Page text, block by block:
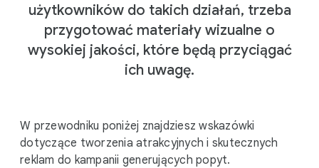
użytkowników do takich działań, trzeba
przygotować materiały wizualne o
wysokiej jakości, które będą przyciągać
ich uwagę.
W przewodniku poniżej znajdziesz wskazówki
dotyczące tworzenia atrakcyjnych i skutecznych
reklam do kampanii generujących popyt.